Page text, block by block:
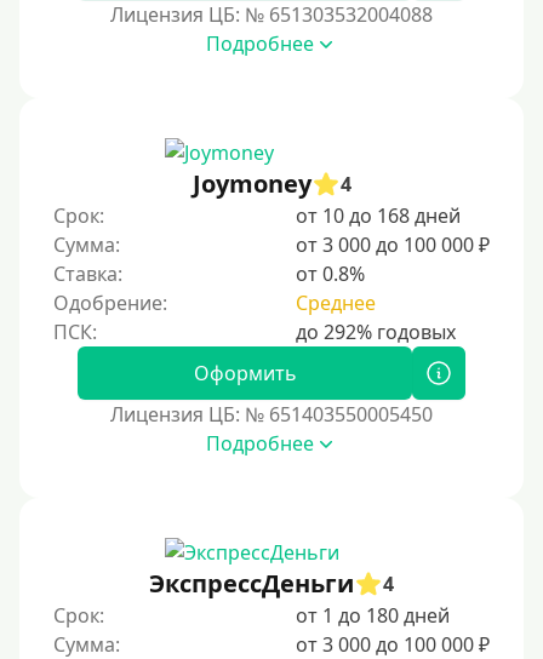
Лицензия ЦБ: № 651303532004088
Подробнее
Joymoney
4
Срок:
от 10 до 168 дней
Сумма:
от 3 000 до 100 000 ₽
Ставка:
от 0.8%
Одобрение:
Среднее
Оформить
Лицензия ЦБ: № 651403550005450
Подробнее
ЭкспрессДеньги
4
Срок:
от 1 до 180 дней
Сумма:
от 3 000 до 100 000 ₽